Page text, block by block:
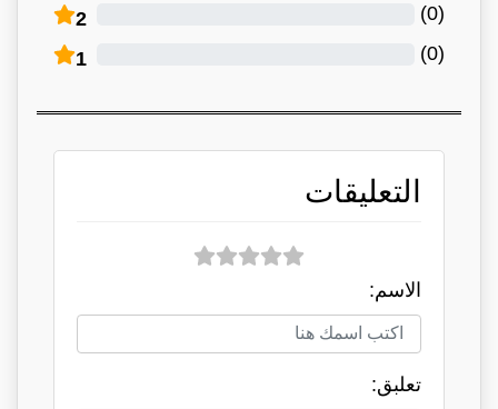
2 (
0
)
1 (
0
)
التعليقات
الاسم:
تعلبق: